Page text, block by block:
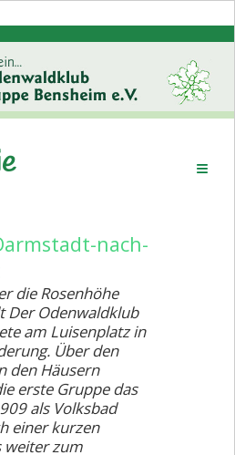
nach-
die Rosenhöhe
Der Odenwaldklub
am Luisenplatz in
Über den
den Häusern
erste Gruppe das
als Volksbad
einer kurzen
weiter zum